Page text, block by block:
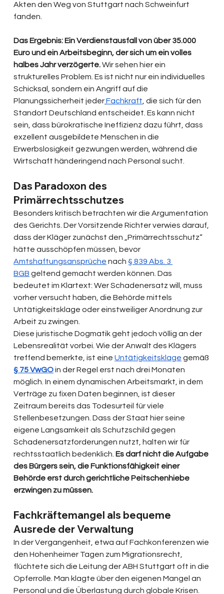
Akten den Weg von Stuttgart nach Schweinfurt
fanden.
Das Ergebnis: Ein Verdienstausfall von über 35.000
Euro und ein Arbeitsbeginn, der sich um ein volles
halbes Jahr verzögerte. Wir sehen hier ein
strukturelles Problem. Es ist nicht nur ein individuelles
Schicksal, sondern ein Angriff auf die
Planungssicherheit jederFachkraft , die sich für den
Standort Deutschland entscheidet. Es kann nicht
sein, dass bürokratische Ineffizienz dazu führt, dass
exzellent ausgebildete Menschen in die
Erwerbslosigkeit gezwungen werden, während die
Wirtschaft händeringend nach Personal sucht.
Das Paradoxon des
Primärrechtsschutzes
Besonders kritisch betrachten wir die Argumentation
des Gerichts. Der Vorsitzende Richter verwies darauf,
dass der Kläger zunächst den „Primärrechtsschutz“
hätte ausschöpfen müssen, bevor
Amtshaftungsansprüche nach § 839 Abs. 3
BGB geltend gemacht werden können. Das
bedeutet im Klartext: Wer Schadenersatz will, muss
vorher versucht haben, die Behörde mittels
Untätigkeitsklage oder einstweiliger Anordnung zur
Arbeit zu zwingen.
Diese juristische Dogmatik geht jedoch völlig an der
Lebensrealität vorbei. Wie der Anwalt des Klägers
treffend bemerkte, ist eine Untätigkeitsklage gemäß
§ 75 VwGO in der Regel erst nach drei Monaten
möglich. In einem dynamischen Arbeitsmarkt, in dem
Verträge zu fixen Daten beginnen, ist dieser
Zeitraum bereits das Todesurteil für viele
Stellenbesetzungen. Dass der Staat hier seine
eigene Langsamkeit als Schutzschild gegen
Schadenersatzforderungen nutzt, halten wir für
rechtsstaatlich bedenklich. Es darf nicht die Aufgabe
des Bürgers sein, die Funktionsfähigkeit einer
Behörde erst durch gerichtliche Peitschenhiebe
erzwingen zu müssen.
Fachkräftemangel als bequeme
Ausrede der Verwaltung
In der Vergangenheit, etwa auf Fachkonferenzen wie
den Hohenheimer Tagen zum Migrationsrecht,
flüchtete sich die Leitung der ABH Stuttgart oft in die
Opferrolle. Man klagte über den eigenen Mangel an
Personal und die Überlastung durch globale Krisen.